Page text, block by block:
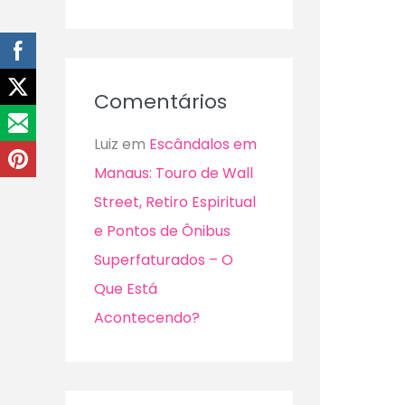
Comentários
Luiz em Escândalos em
Manaus: Touro de Wall
Street, Retiro Espiritual
e Pontos de Ônibus
Superfaturados – O
Que Está
Acontecendo?